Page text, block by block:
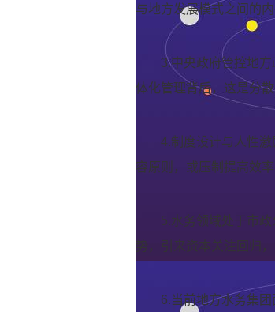
与地方发展模式之间的
3.中央政府管控地
体化管理背后，这是分
4.制度设计与人性
容原则，或压制提高效
5.水务领域处于市
势，引来资本关注回归
6.当前地方水务集